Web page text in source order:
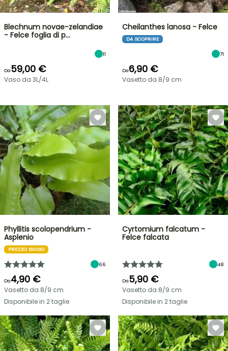
Blechnum novae-zelandiae
- Felce foglia di p…
11
Da59,00 €
Vaso da 3L/4L
Cheilanthes lanosa - Felce
DA SCOPRIRE
71
Da6,90 €
Vasetto da 8/9 cm
Phyllitis scolopendrium -
Asplenio
PREZZO BASSO
66
Da4,90 €
Vasetto da 8/9 cm
Disponibile in 2 taglie
Cyrtomium falcatum -
Felce falcata
48
Da5,90 €
Vasetto da 8/9 cm
Disponibile in 2 taglie